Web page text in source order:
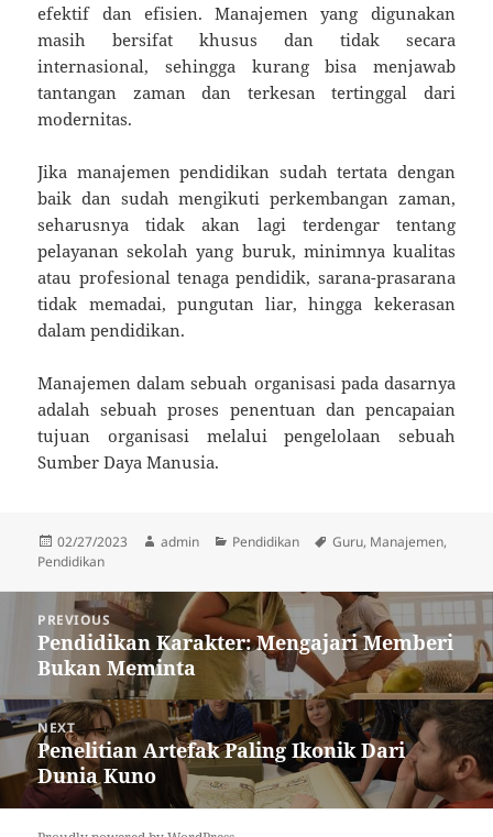
efektif dan efisien. Manajemen yang digunakan
masih bersifat khusus dan tidak secara
internasional, sehingga kurang bisa menjawab
tantangan zaman dan terkesan tertinggal dari
modernitas.
Jika manajemen pendidikan sudah tertata dengan
baik dan sudah mengikuti perkembangan zaman,
seharusnya tidak akan lagi terdengar tentang
pelayanan sekolah yang buruk, minimnya kualitas
atau profesional tenaga pendidik, sarana-prasarana
tidak memadai, pungutan liar, hingga kekerasan
dalam pendidikan.
Manajemen dalam sebuah organisasi pada dasarnya
adalah sebuah proses penentuan dan pencapaian
tujuan organisasi melalui pengelolaan sebuah
Sumber Daya Manusia.
Posted
on
02/27/2023 Author
admin Categories
Pendidikan Tags
Guru, Manajemen,
Pendidikan
navigation
PREVIOUS
Previous
post:
Pendidikan Karakter: Mengajari Memberi
Bukan Meminta
NEXT
Next
post:
Penelitian Artefak Paling Ikonik Dari
Dunia Kuno